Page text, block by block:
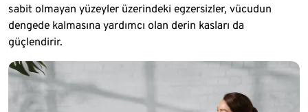
sabit olmayan yüzeyler üzerindeki egzersizler, vücudun
dengede kalmasına yardımcı olan derin kasları da
güçlendirir.